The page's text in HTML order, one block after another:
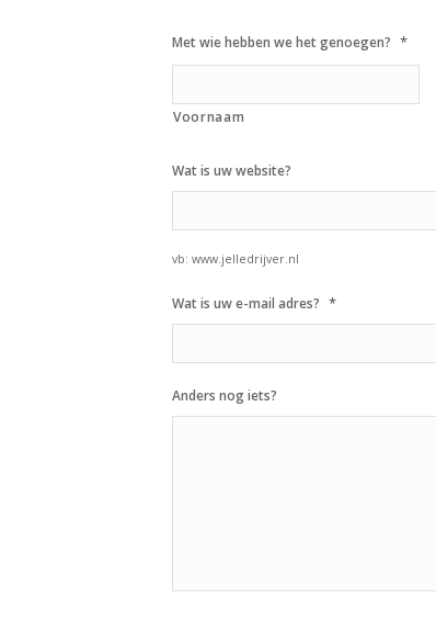
Met wie hebben we het genoegen? *
Voornaam
Wat is uw website?
vb: www.jelledrijver.nl
Wat is uw e-mail adres? *
Anders nog iets?